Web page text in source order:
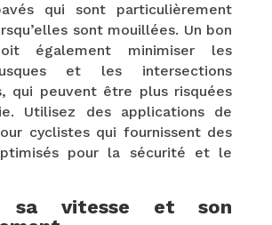
qui sont particulièrement
sont mouillées. Un bon
également minimiser les
et les intersections
qui peuvent être plus risquées
Utilisez des applications de
cyclistes qui fournissent des
pour la sécurité et le
sa vitesse et son